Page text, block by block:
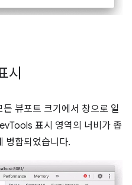
시
뷰포트 크기에서 창으로 일
표시 영역의 너비가 좁
병합되었습니다.